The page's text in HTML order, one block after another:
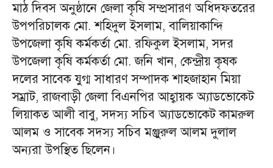
মাঠ দিবস অনুষ্ঠানে জেলা কৃষি সম্প্রসারণ অধিদফতরের
উপপরিচালক মো. শহিদুল ইসলাম, বালিয়াকান্দি
উপজেলা কৃষি কর্মকর্তা মো. রফিকুল ইসলাম, সদর
উপজেলা কৃষি কর্মকর্তা মো. জনি খান, কেন্দ্রীয় কৃষক
দলের সাবেক যুগ্ম সাধারণ সম্পাদক শাহজাহান মিয়া
সম্রাট, রাজবাড়ী জেলা বিএনপির আহ্বায়ক অ্যাডভোকেট
লিয়াকত আলী বাবু, সদস্য সচিব অ্যাডভোকেট কামরুল
আলম ও সাবেক সদস্য সচিব মঞ্জুরুল আলম দুলাল
অন্যরা উপস্থিত ছিলেন।